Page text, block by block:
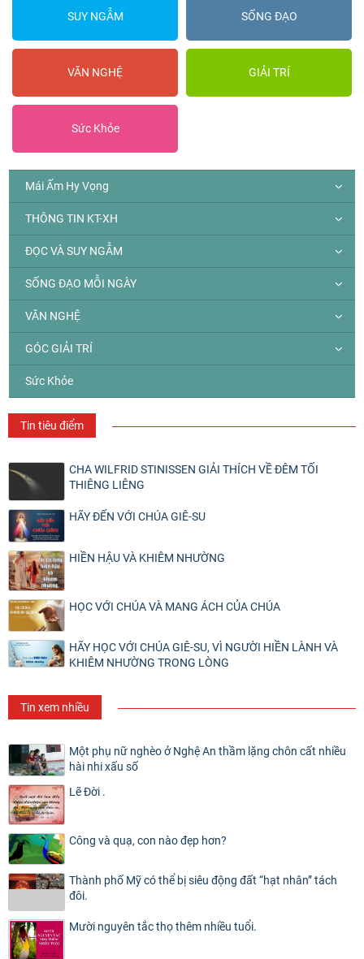
SUY NGẪM SỐNG ĐẠO
VĂN NGHỆ GIẢI TRÍ
Sức Khỏe
Mái Ấm Hy Vọng
THÔNG TIN KT-XH
ĐỌC VÀ SUY NGẪM
SỐNG ĐẠO MỖI NGÀY
VĂN NGHỆ
GÓC GIẢI TRÍ
Sức Khỏe
Tin tiêu điểm
CHA WILFRID STINISSEN GIẢI THÍCH VỀ ĐÊM TỐI
THIÊNG LIÊNG
HÃY ĐẾN VỚI CHÚA GIÊ-SU
HIỀN HẬU VÀ KHIÊM NHƯỜNG
HỌC VỚI CHÚA VÀ MANG ÁCH CỦA CHÚA
HÃY HỌC VỚI CHÚA GIÊ-SU, VÌ NGƯỜI HIỀN LÀNH VÀ
KHIÊM NHƯỜNG TRONG LÒNG
Tin xem nhiều
Một phụ nữ nghèo ở Nghệ An thầm lặng chôn cất nhiều
hài nhi xấu số
Lẽ Đời .
Công và quạ, con nào đẹp hơn?
Thành phố Mỹ có thể bị siêu động đất “hạt nhân” tách
đôi.
Mười nguyên tắc thọ thêm nhiều tuổi.